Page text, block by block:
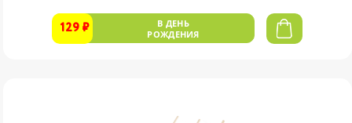
129 ₽
В ДЕНЬ
РОЖДЕНИЯ